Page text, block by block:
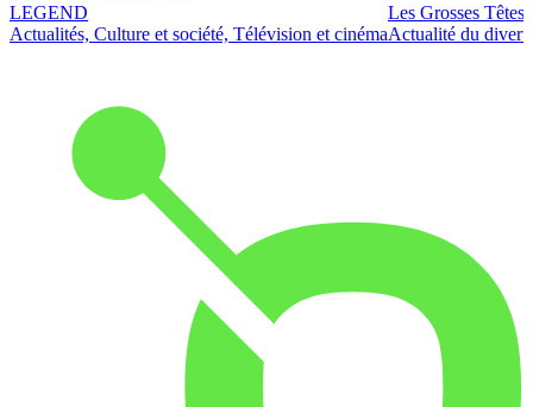
LEGEND
Actualités, Culture et société, Télévision et cinéma
Les Grosses Têtes
Actualité du